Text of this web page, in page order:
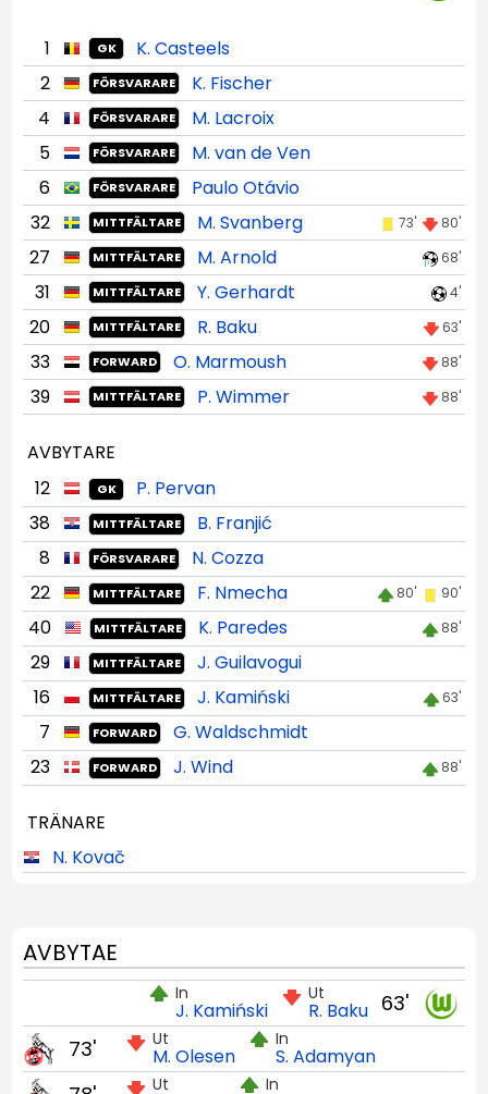
1 GK
K. Casteels
2
FÖRSVARARE
K. Fischer
4
FÖRSVARARE
M. Lacroix
5
FÖRSVARARE
M. van de Ven
6
FÖRSVARARE
Paulo Otávio
32
MITTFÄLTARE M. Svanberg 73' 80'
27 MITTFÄLTARE M. Arnold 68'
31 MITTFÄLTARE Y. Gerhardt 4'
20 MITTFÄLTARE R. Baku 63'
33 FORWARD O. Marmoush 88'
39 MITTFÄLTARE P. Wimmer 88'
AVBYTARE
12
GK
P. Pervan
38
MITTFÄLTARE
B. Franjić
8
FÖRSVARARE
N. Cozza
22
MITTFÄLTARE F. Nmecha 80' 90'
40 MITTFÄLTARE K. Paredes 88'
29 MITTFÄLTARE
J. Guilavogui
16
MITTFÄLTARE J. Kamiński 63'
7 FORWARD
G. Waldschmidt
23
FORWARD J. Wind 88'
TRÄNARE
N. Kovač
AVBYTAE
63'
Ut
R. Baku
In
J. Kamiński
Ut
M. Olesen
In
S. Adamyan
73'
Ut In